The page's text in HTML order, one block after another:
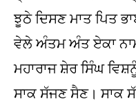
ਝੂਠੇ ਦਿਸਣ ਮਾਤ ਪਿਤ
ਵੇਲੇ ਅੰਤਮ ਅੰਤ ਏਕਾ
ਮਹਾਰਾਜ ਸ਼ੇਰ ਸਿੰਘ
ਸਾਕ ਸੱਜਣ ਸੈਣ। ਸਾਕ